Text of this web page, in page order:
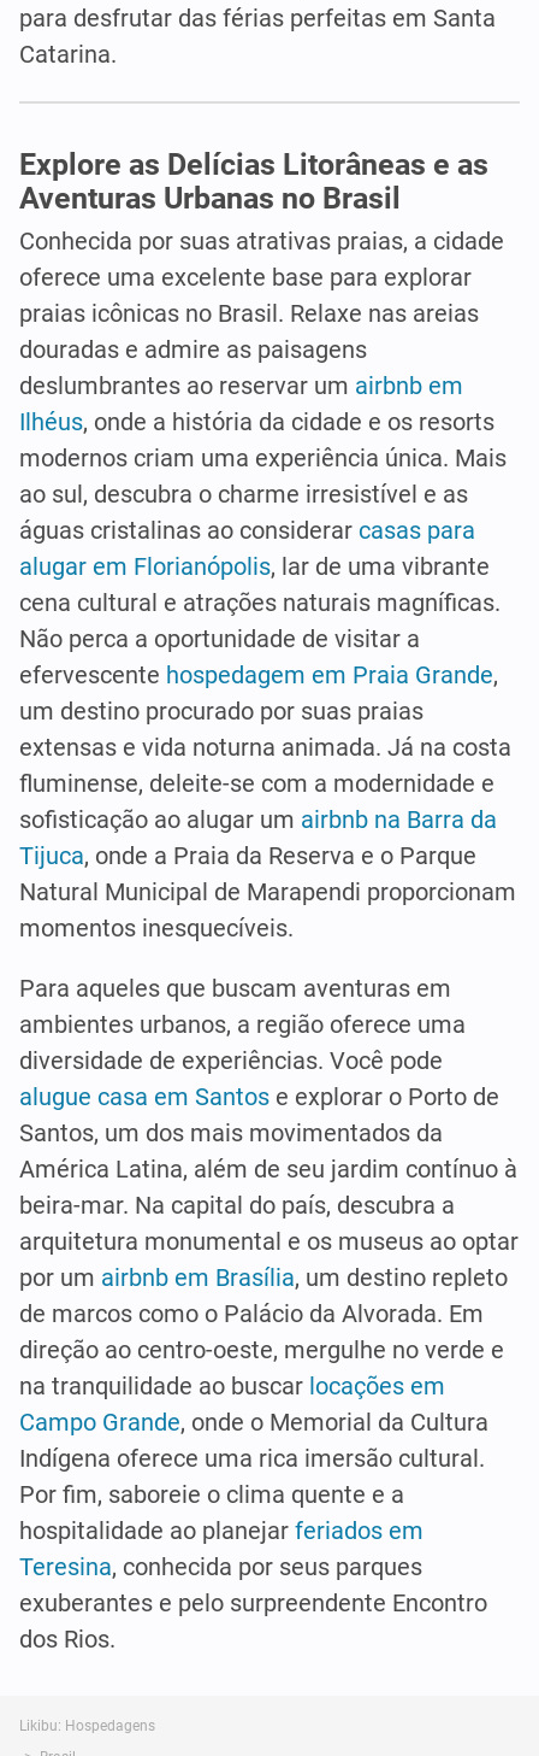
para desfrutar das férias perfeitas em Santa
Catarina.
Explore as Delícias Litorâneas e as
Aventuras Urbanas no Brasil
Conhecida por suas atrativas praias, a cidade
oferece uma excelente base para explorar
praias icônicas no Brasil. Relaxe nas areias
douradas e admire as paisagens
deslumbrantes ao reservar um airbnb em
Ilhéus, onde a história da cidade e os resorts
modernos criam uma experiência única. Mais
ao sul, descubra o charme irresistível e as
águas cristalinas ao considerar casas para
alugar em Florianópolis, lar de uma vibrante
cena cultural e atrações naturais magníficas.
Não perca a oportunidade de visitar a
efervescente hospedagem em Praia Grande,
um destino procurado por suas praias
extensas e vida noturna animada. Já na costa
fluminense, deleite-se com a modernidade e
sofisticação ao alugar um airbnb na Barra da
Tijuca, onde a Praia da Reserva e o Parque
Natural Municipal de Marapendi proporcionam
momentos inesquecíveis.
Para aqueles que buscam aventuras em
ambientes urbanos, a região oferece uma
diversidade de experiências. Você pode
alugue casa em Santos e explorar o Porto de
Santos, um dos mais movimentados da
América Latina, além de seu jardim contínuo à
beira-mar. Na capital do país, descubra a
arquitetura monumental e os museus ao optar
por um airbnb em Brasília, um destino repleto
de marcos como o Palácio da Alvorada. Em
direção ao centro-oeste, mergulhe no verde e
na tranquilidade ao buscar locações em
Campo Grande, onde o Memorial da Cultura
Indígena oferece uma rica imersão cultural.
Por fim, saboreie o clima quente e a
hospitalidade ao planejar feriados em
Teresina, conhecida por seus parques
exuberantes e pelo surpreendente Encontro
dos Rios.
Likibu: Hospedagens